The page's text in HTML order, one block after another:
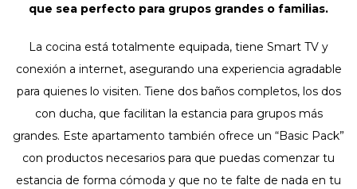
que sea perfecto para grupos grandes o familias.
La cocina está totalmente equipada, tiene Smart TV y
conexión a internet, asegurando una experiencia agradable
para quienes lo visiten. Tiene dos baños completos, los dos
con ducha, que facilitan la estancia para grupos más
grandes. Este apartamento también ofrece un “Basic Pack”
con productos necesarios para que puedas comenzar tu
estancia de forma cómoda y que no te falte de nada en tu